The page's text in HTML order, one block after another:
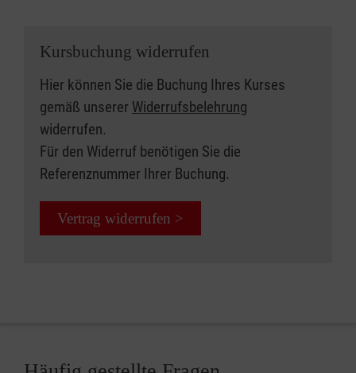
Kursbuchung widerrufen
Hier können Sie die Buchung Ihres Kurses
gemäß unserer Widerrufsbelehrung
widerrufen.
Für den Widerruf benötigen Sie die
Referenznummer Ihrer Buchung.
Vertrag widerrufen >